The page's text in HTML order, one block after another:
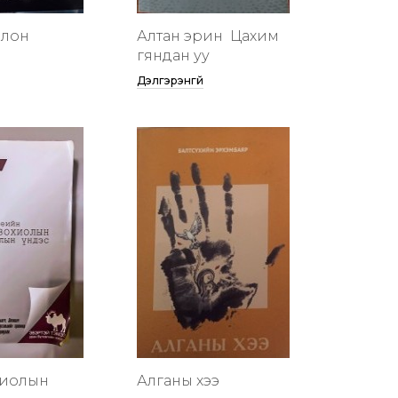
Алтан эрин үү Цахим
гяндан уу
Дэлгэрэнгүй
Алганы хээ